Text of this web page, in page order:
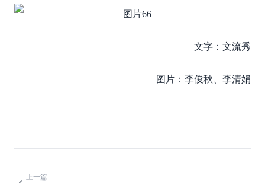
文字：文流秀
图片：李俊秋、李清娟
上一篇